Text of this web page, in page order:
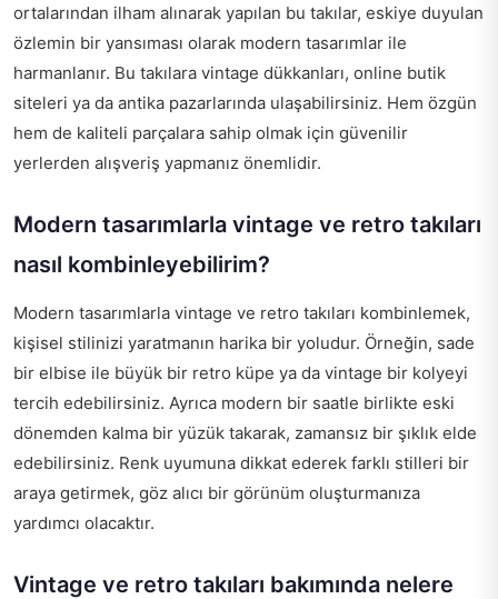
ortalarından ilham alınarak yapılan bu takılar, eskiye duyulan
özlemin bir yansıması olarak modern tasarımlar ile
harmanlanır. Bu takılara vintage dükkanları, online butik
siteleri ya da antika pazarlarında ulaşabilirsiniz. Hem özgün
hem de kaliteli parçalara sahip olmak için güvenilir
yerlerden alışveriş yapmanız önemlidir.
Modern tasarımlarla vintage ve retro takıları
nasıl kombinleyebilirim?
Modern tasarımlarla vintage ve retro takıları kombinlemek,
kişisel stilinizi yaratmanın harika bir yoludur. Örneğin, sade
bir elbise ile büyük bir retro küpe ya da vintage bir kolyeyi
tercih edebilirsiniz. Ayrıca modern bir saatle birlikte eski
dönemden kalma bir yüzük takarak, zamansız bir şıklık elde
edebilirsiniz. Renk uyumuna dikkat ederek farklı stilleri bir
araya getirmek, göz alıcı bir görünüm oluşturmanıza
yardımcı olacaktır.
Vintage ve retro takıları bakımında nelere